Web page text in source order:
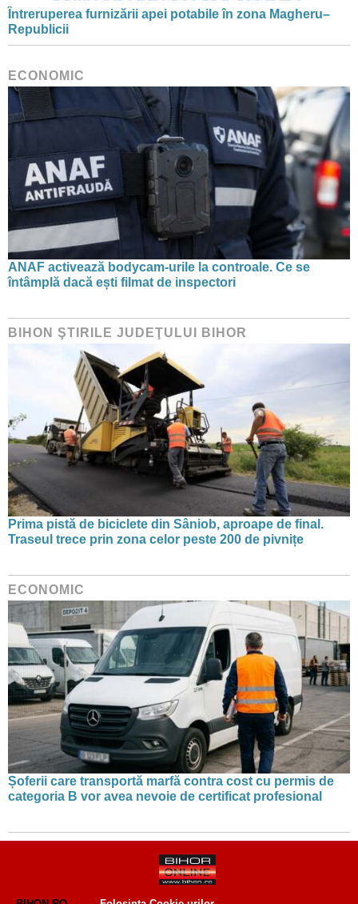
Întreruperea furnizării apei potabile în zona Magheru–
Republicii
ECONOMIC
ANAF activează bodycam-urile la controale. Ce se
întâmplă dacă ești filmat de inspectori
BIHON ŞTIRILE JUDEŢULUI BIHOR
Prima pistă de biciclete din Sâniob, aproape de final.
Traseul trece prin zona celor peste 200 de pivnițe
ECONOMIC
Șoferii care transportă marfă contra cost cu permis de
categoria B vor avea nevoie de certificat profesional